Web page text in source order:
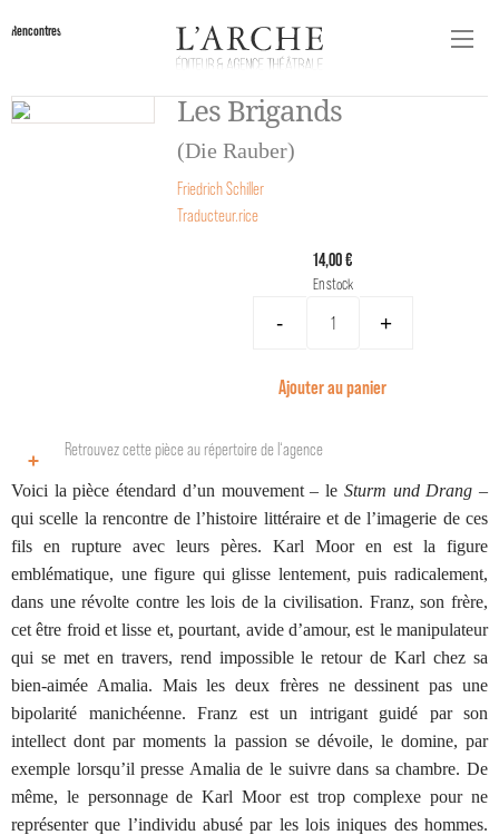
Rencontres
Les Brigands
(Die Rauber)
Friedrich Schiller
Traducteur.rice
14,00 €
En stock
- +
Ajouter au panier
Retrouvez cette pièce au répertoire de l‘agence
Voici la pièce étendard d’un mouvement – le Sturm und Drang –
qui scelle la rencontre de l’histoire littéraire et de l’imagerie de ces
fils en rupture avec leurs pères. Karl Moor en est la figure
emblématique, une figure qui glisse lentement, puis radicalement,
dans une révolte contre les lois de la civilisation. Franz, son frère,
cet être froid et lisse et, pourtant, avide d’amour, est le manipulateur
qui se met en travers, rend impossible le retour de Karl chez sa
bien-aimée Amalia. Mais les deux frères ne dessinent pas une
bipolarité manichéenne. Franz est un intrigant guidé par son
intellect dont par moments la passion se dévoile, le domine, par
exemple lorsqu’il presse Amalia de le suivre dans sa chambre. De
même, le personnage de Karl Moor est trop complexe pour ne
représenter que l’individu abusé par les lois iniques des hommes.